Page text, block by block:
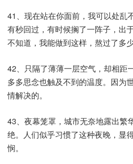
41、现在站在你面前，我可以处乱
有秒回过，有时候搁了一阵子，出
不知道，我能做到这样，熬过了多少
42、只隔了薄薄一层空气，却相距
多多思念也触及不到的温度。因为
情解决的。
43、夜幕笼罩，城市无奈地露出繁
绝。人们似乎习惯了这种夜晚，显
悯。